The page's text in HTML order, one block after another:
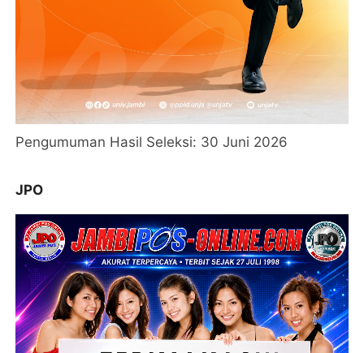
Pengumuman Hasil Seleksi: 30 Juni 2026
JPO